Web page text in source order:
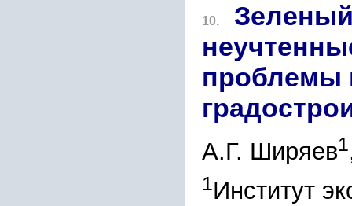
10.
Зеленый
проблемы
А.Г. Ширяев1
1Институт